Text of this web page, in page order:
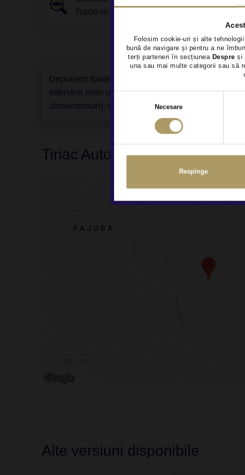
Folosim cookie-uri și alte
bună de navigare și pentru a ne
terți parteneri în secțiunea Despre și
una sau mai multe categorii sau să
Necesare
Respinge
Trade-In
Livrare
Depunem toate eforturile ca informatiile
intervina erori umane, inevitabile, pentru care
showroomuri), iar consultantii nostri de vanzari
Tiriac Auto Rulate I Bulevardul
Alte versiuni disponibile